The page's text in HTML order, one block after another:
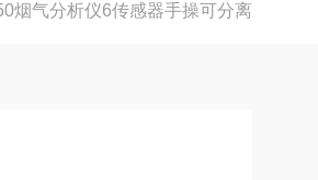
烟气分析仪6传感器手操可分离